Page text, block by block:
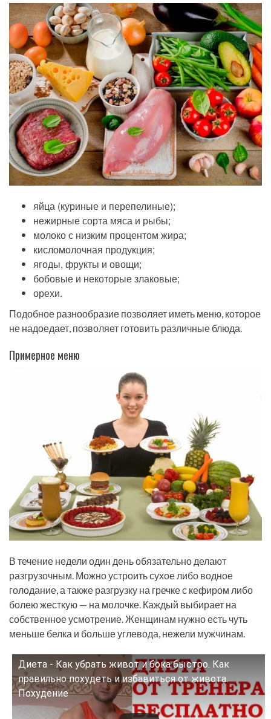
яйца (куриные и перепелиные);
нежирные сорта мяса и рыбы;
молоко с низким процентом жира;
кисломолочная продукция;
ягоды, фрукты и овощи;
бобовые и некоторые злаковые;
орехи.
Подобное разнообразие позволяет иметь меню, которое
не надоедает, позволяет готовить различные блюда.
Примерное меню
В течение недели один день обязательно делают
разгрузочным. Можно устроить сухое либо водное
голодание, а также разгрузку на гречке с кефиром либо
болею жесткую — на молочке. Каждый выбирает на
собственное усмотрение. Женщинам нужно есть чуть
меньше белка и больше углевода, нежели мужчинам.
Диета - Как убрать живот и бока быстро. Как
правильно похудеть и избавиться от живота.
Похудение
Смотрите это видео на YouTube